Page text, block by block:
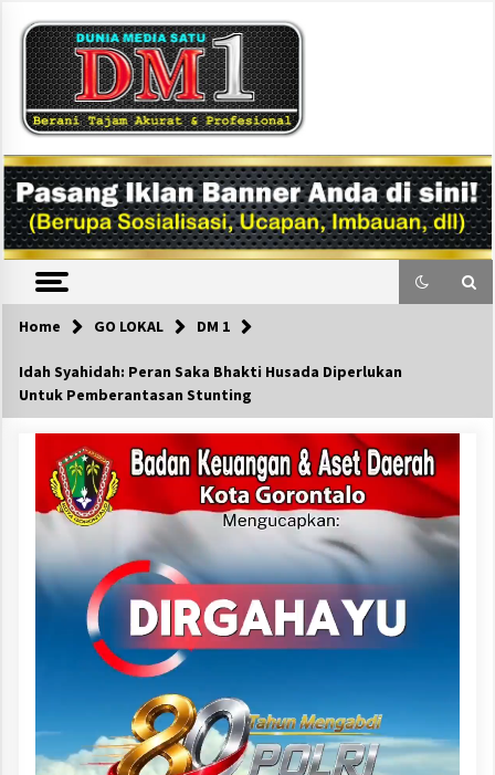
content
DM1
Home GO LOKAL DM 1
Idah Syahidah: Peran Saka Bhakti Husada Diperlukan
Untuk Pemberantasan Stunting